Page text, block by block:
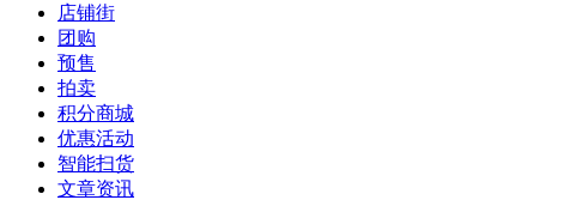
店铺街
团购
预售
拍卖
积分商城
优惠活动
智能扫货
文章资讯